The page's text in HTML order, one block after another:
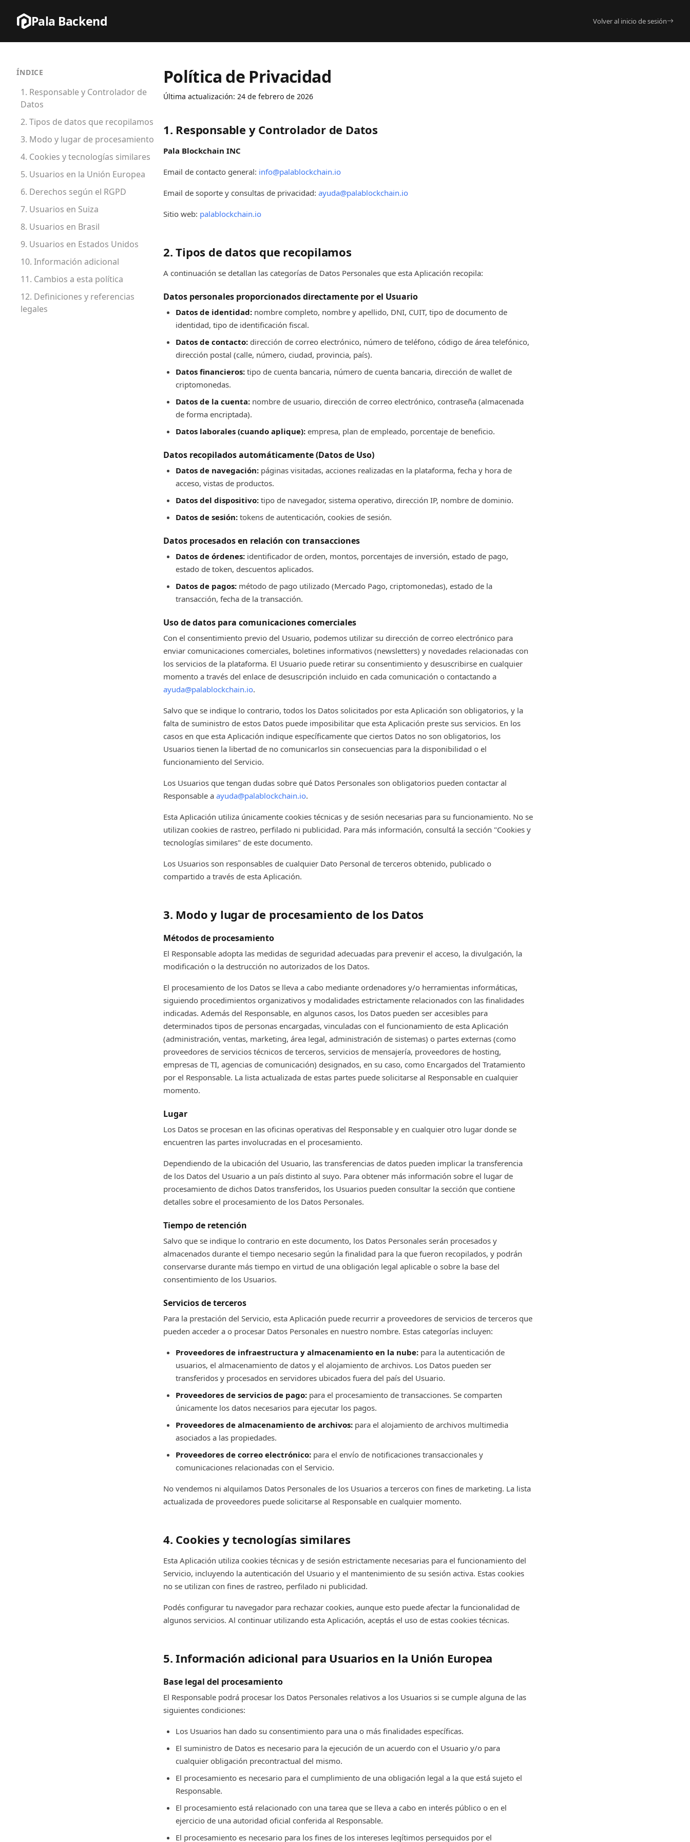
Pala Backend Volver al inicio de sesión
ÍNDICE
1. Responsable y Controlador de
Datos
2. Tipos de datos que recopilamos
3. Modo y lugar de procesamiento
4. Cookies y tecnologías similares
5. Usuarios en la Unión Europea
6. Derechos según el RGPD
7. Usuarios en Suiza
8. Usuarios en Brasil
9. Usuarios en Estados Unidos
10. Información adicional
11. Cambios a esta política
12. Definiciones y referencias
legales
Política de Privacidad
Última actualización: 24 de febrero de 2026
1. Responsable y Controlador de Datos
Pala Blockchain INC
Email de contacto general: info@palablockchain.io
Email de soporte y consultas de privacidad: ayuda@palablockchain.io
Sitio web: palablockchain.io
2. Tipos de datos que recopilamos
A continuación se detallan las categorías de Datos Personales que esta Aplicación recopila:
Datos personales proporcionados directamente por el Usuario
Datos de identidad: nombre completo, nombre y apellido, DNI, CUIT, tipo de documento de
identidad, tipo de identificación fiscal.
Datos de contacto: dirección de correo electrónico, número de teléfono, código de área telefónico,
dirección postal (calle, número, ciudad, provincia, país).
Datos financieros: tipo de cuenta bancaria, número de cuenta bancaria, dirección de wallet de
criptomonedas.
Datos de la cuenta: nombre de usuario, dirección de correo electrónico, contraseña (almacenada
de forma encriptada).
Datos laborales (cuando aplique): empresa, plan de empleado, porcentaje de beneficio.
Datos recopilados automáticamente (Datos de Uso)
Datos de navegación: páginas visitadas, acciones realizadas en la plataforma, fecha y hora de
acceso, vistas de productos.
Datos del dispositivo: tipo de navegador, sistema operativo, dirección IP, nombre de dominio.
Datos de sesión: tokens de autenticación, cookies de sesión.
Datos procesados en relación con transacciones
Datos de órdenes: identificador de orden, montos, porcentajes de inversión, estado de pago,
estado de token, descuentos aplicados.
Datos de pagos: método de pago utilizado (Mercado Pago, criptomonedas), estado de la
transacción, fecha de la transacción.
Uso de datos para comunicaciones comerciales
Con el consentimiento previo del Usuario, podemos utilizar su dirección de correo electrónico para
enviar comunicaciones comerciales, boletines informativos (newsletters) y novedades relacionadas con
los servicios de la plataforma. El Usuario puede retirar su consentimiento y desuscribirse en cualquier
momento a través del enlace de desuscripción incluido en cada comunicación o contactando a
ayuda@palablockchain.io.
Salvo que se indique lo contrario, todos los Datos solicitados por esta Aplicación son obligatorios, y la
falta de suministro de estos Datos puede imposibilitar que esta Aplicación preste sus servicios. En los
casos en que esta Aplicación indique específicamente que ciertos Datos no son obligatorios, los
Usuarios tienen la libertad de no comunicarlos sin consecuencias para la disponibilidad o el
funcionamiento del Servicio.
Los Usuarios que tengan dudas sobre qué Datos Personales son obligatorios pueden contactar al
Responsable a ayuda@palablockchain.io.
Esta Aplicación utiliza únicamente cookies técnicas y de sesión necesarias para su funcionamiento. No se
utilizan cookies de rastreo, perfilado ni publicidad. Para más información, consultá la sección "Cookies y
tecnologías similares" de este documento.
Los Usuarios son responsables de cualquier Dato Personal de terceros obtenido, publicado o
compartido a través de esta Aplicación.
3. Modo y lugar de procesamiento de los Datos
Métodos de procesamiento
El Responsable adopta las medidas de seguridad adecuadas para prevenir el acceso, la divulgación, la
modificación o la destrucción no autorizados de los Datos.
El procesamiento de los Datos se lleva a cabo mediante ordenadores y/o herramientas informáticas,
siguiendo procedimientos organizativos y modalidades estrictamente relacionados con las finalidades
indicadas. Además del Responsable, en algunos casos, los Datos pueden ser accesibles para
determinados tipos de personas encargadas, vinculadas con el funcionamiento de esta Aplicación
(administración, ventas, marketing, área legal, administración de sistemas) o partes externas (como
proveedores de servicios técnicos de terceros, servicios de mensajería, proveedores de hosting,
empresas de TI, agencias de comunicación) designados, en su caso, como Encargados del Tratamiento
por el Responsable. La lista actualizada de estas partes puede solicitarse al Responsable en cualquier
momento.
Lugar
Los Datos se procesan en las oficinas operativas del Responsable y en cualquier otro lugar donde se
encuentren las partes involucradas en el procesamiento.
Dependiendo de la ubicación del Usuario, las transferencias de datos pueden implicar la transferencia
de los Datos del Usuario a un país distinto al suyo. Para obtener más información sobre el lugar de
procesamiento de dichos Datos transferidos, los Usuarios pueden consultar la sección que contiene
detalles sobre el procesamiento de los Datos Personales.
Tiempo de retención
Salvo que se indique lo contrario en este documento, los Datos Personales serán procesados y
almacenados durante el tiempo necesario según la finalidad para la que fueron recopilados, y podrán
conservarse durante más tiempo en virtud de una obligación legal aplicable o sobre la base del
consentimiento de los Usuarios.
Servicios de terceros
Para la prestación del Servicio, esta Aplicación puede recurrir a proveedores de servicios de terceros que
pueden acceder a o procesar Datos Personales en nuestro nombre. Estas categorías incluyen:
Proveedores de infraestructura y almacenamiento en la nube: para la autenticación de
usuarios, el almacenamiento de datos y el alojamiento de archivos. Los Datos pueden ser
transferidos y procesados en servidores ubicados fuera del país del Usuario.
Proveedores de servicios de pago: para el procesamiento de transacciones. Se comparten
únicamente los datos necesarios para ejecutar los pagos.
Proveedores de almacenamiento de archivos: para el alojamiento de archivos multimedia
asociados a las propiedades.
Proveedores de correo electrónico: para el envío de notificaciones transaccionales y
comunicaciones relacionadas con el Servicio.
No vendemos ni alquilamos Datos Personales de los Usuarios a terceros con fines de marketing. La lista
actualizada de proveedores puede solicitarse al Responsable en cualquier momento.
4. Cookies y tecnologías similares
Esta Aplicación utiliza cookies técnicas y de sesión estrictamente necesarias para el funcionamiento del
Servicio, incluyendo la autenticación del Usuario y el mantenimiento de su sesión activa. Estas cookies
no se utilizan con fines de rastreo, perfilado ni publicidad.
Podés configurar tu navegador para rechazar cookies, aunque esto puede afectar la funcionalidad de
algunos servicios. Al continuar utilizando esta Aplicación, aceptás el uso de estas cookies técnicas.
5. Información adicional para Usuarios en la Unión Europea
Base legal del procesamiento
El Responsable podrá procesar los Datos Personales relativos a los Usuarios si se cumple alguna de las
siguientes condiciones:
Los Usuarios han dado su consentimiento para una o más finalidades específicas.
El suministro de Datos es necesario para la ejecución de un acuerdo con el Usuario y/o para
cualquier obligación precontractual del mismo.
El procesamiento es necesario para el cumplimiento de una obligación legal a la que está sujeto el
Responsable.
El procesamiento está relacionado con una tarea que se lleva a cabo en interés público o en el
ejercicio de una autoridad oficial conferida al Responsable.
El procesamiento es necesario para los fines de los intereses legítimos perseguidos por el